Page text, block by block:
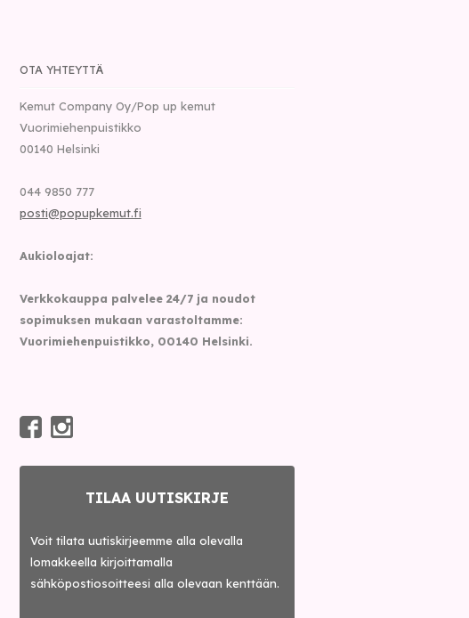
OTA YHTEYTTÄ
Kemut Company Oy/Pop up kemut
Vuorimiehenpuistikko
00140 Helsinki
044 9850 777
posti@popupkemut.fi
Aukioloajat:
Verkkokauppa palvelee 24/7 ja noudot
sopimuksen mukaan varastoltamme:
Vuorimiehenpuistikko, 00140 Helsinki.
TILAA UUTISKIRJE
Voit tilata uutiskirjeemme alla olevalla
lomakkeella kirjoittamalla
sähköpostiosoitteesi alla olevaan kenttään.